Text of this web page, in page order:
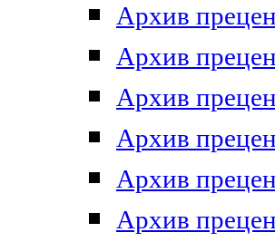
Архив
Архив
Архив
Архив
Архив
Архив